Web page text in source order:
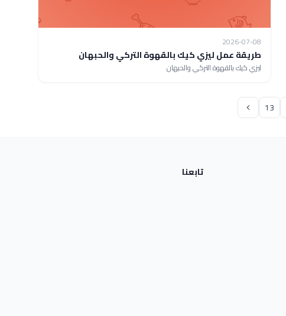
2026-07-08
طريقة عمل ليزي كيك بالقهوة التركي والحبهان
ليزي كيك بالقهوة التركي والحبهان
13
تابعنا